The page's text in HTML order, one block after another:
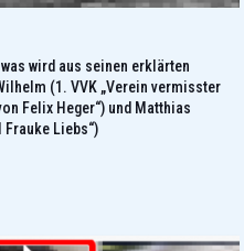
wird aus seinen erklärten
(1. VVK „Verein vermisster
Felix Heger“) und Matthias
Liebs“)